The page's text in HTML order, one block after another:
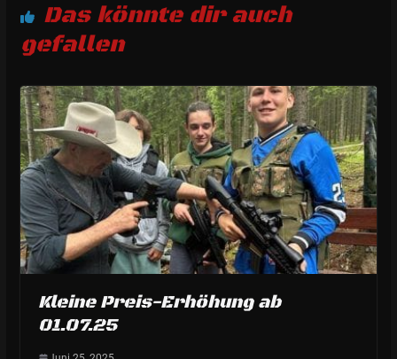
Das könnte dir auch
gefallen
Kleine Preis-Erhöhung ab
01.07.25